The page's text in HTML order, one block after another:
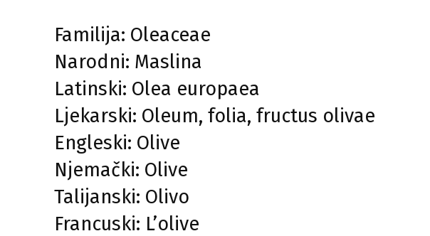
Familija: Oleaceae
Narodni: Maslina
Latinski: Olea europaea
Ljekarski: Oleum, folia, fructus olivae
Engleski: Olive
Njemački: Olive
Talijanski: Olivo
Francuski: L’olive